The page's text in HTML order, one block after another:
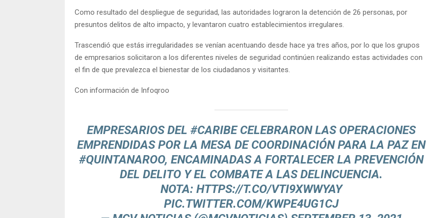
Como resultado del despliegue de seguridad, las autoridades lograron la detención de 26 personas, por
presuntos delitos de alto impacto, y levantaron cuatro establecimientos irregulares.
Trascendió que estás irregularidades se venían acentuando desde hace ya tres años, por lo que los grupos
de empresarios solicitaron a los diferentes niveles de seguridad continúen realizando estas actividades con
el fin de que prevalezca el bienestar de los ciudadanos y visitantes.
Con información de Infoqroo
EMPRESARIOS DEL #CARIBECELEBRARON LAS OPERACIONES
EMPRENDIDAS POR LA MESA DE COORDINACIÓN PARA LA PAZ EN
#QUINTANAROO, ENCAMINADAS A FORTALECER LA PREVENCIÓN
DEL DELITO Y EL COMBATE A LAS DELINCUENCIA.
NOTA: HTTPS://T.CO/VTI9XWWYAY
PIC.TWITTER.COM/KWPE4UG1CJ